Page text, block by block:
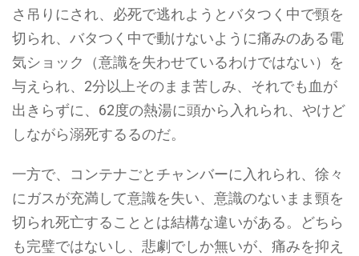
さ吊りにされ、必死で逃れようとバタつく中で頸を
切られ、バタつく中で動けないように痛みのある電
気ショック（意識を失わせているわけではない）を
与えられ、2分以上そのまま苦しみ、それでも血が
出きらずに、62度の熱湯に頭から入れられ、やけど
しながら溺死するるのだ。
一方で、コンテナごとチャンバーに入れられ、徐々
にガスが充満して意識を失い、意識のないまま頸を
切られ死亡することとは結構な違いがある。どちら
も完璧ではないし、悲劇でしか無いが、痛みを抑え